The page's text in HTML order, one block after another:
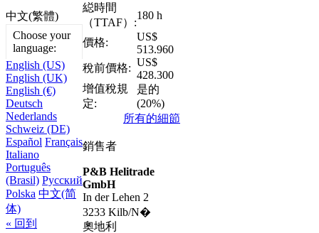
中文(繁體)
Choose your
language:
English (US)
English (UK)
English (€)
Deutsch
Nederlands
Schweiz (DE)
Español Français
Italiano
Português
(Brasil) Русский
Polska 中文(简
体)
« 回到
縂時間
（TTAF）:
180 h
價格:
US$
513.960
稅前價格: US$
428.300
增值稅規
定:
是的
(20%)
所有的細節
銷售者
P&B Helitrade
GmbH
In der Lehen 2
3233 Kilb/N�
奧地利